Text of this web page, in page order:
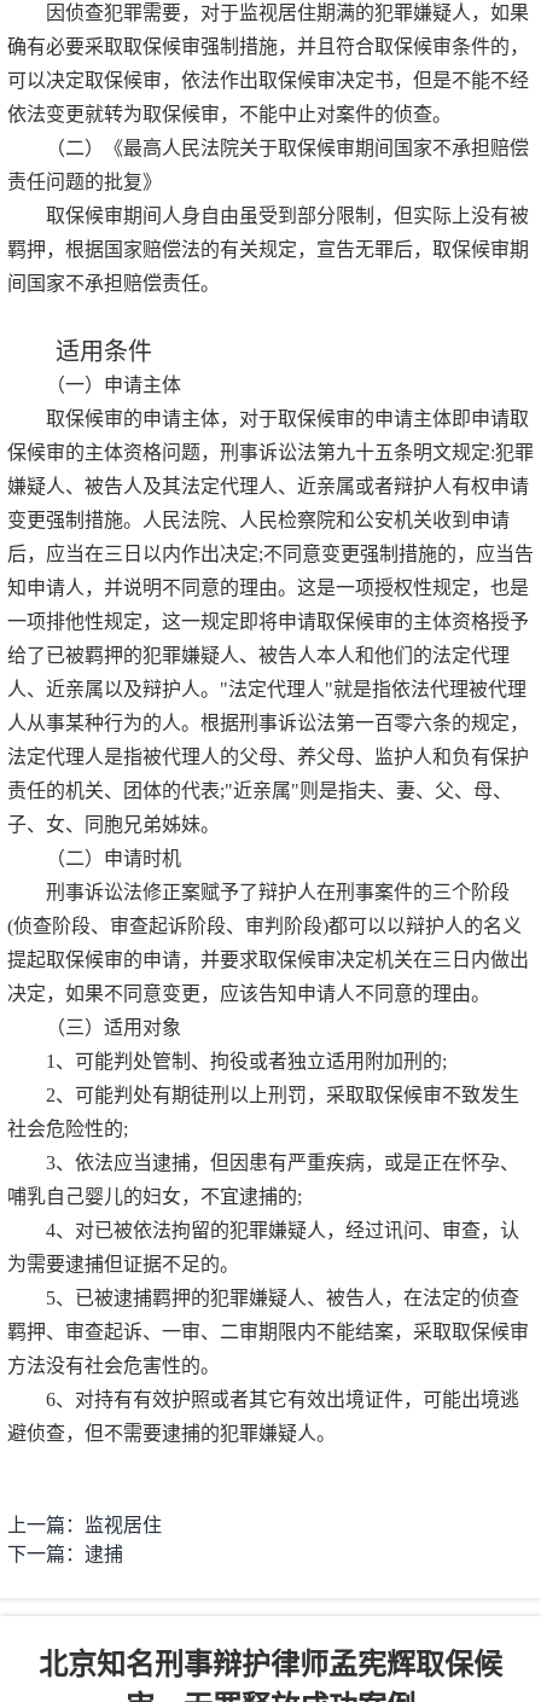
因侦查犯罪需要，对于监视居住期满的犯罪嫌疑人，如果
确有必要采取取保候审强制措施，并且符合取保候审条件的，
可以决定取保候审，依法作出取保候审决定书，但是不能不经
依法变更就转为取保候审，不能中止对案件的侦查。
（二）《最高人民法院关于取保候审期间国家不承担赔偿
责任问题的批复》
取保候审期间人身自由虽受到部分限制，但实际上没有被
羁押，根据国家赔偿法的有关规定，宣告无罪后，取保候审期
间国家不承担赔偿责任。
适用条件
（一）申请主体
取保候审的申请主体，对于取保候审的申请主体即申请取
保候审的主体资格问题，刑事诉讼法第九十五条明文规定:犯罪
嫌疑人、被告人及其法定代理人、近亲属或者辩护人有权申请
变更强制措施。人民法院、人民检察院和公安机关收到申请
后，应当在三日以内作出决定;不同意变更强制措施的，应当告
知申请人，并说明不同意的理由。这是一项授权性规定，也是
一项排他性规定，这一规定即将申请取保候审的主体资格授予
给了已被羁押的犯罪嫌疑人、被告人本人和他们的法定代理
人、近亲属以及辩护人。"法定代理人"就是指依法代理被代理
人从事某种行为的人。根据刑事诉讼法第一百零六条的规定，
法定代理人是指被代理人的父母、养父母、监护人和负有保护
责任的机关、团体的代表;"近亲属"则是指夫、妻、父、母、
子、女、同胞兄弟姊妹。
（二）申请时机
刑事诉讼法修正案赋予了辩护人在刑事案件的三个阶段
(侦查阶段、审查起诉阶段、审判阶段)都可以以辩护人的名义
提起取保候审的申请，并要求取保候审决定机关在三日内做出
决定，如果不同意变更，应该告知申请人不同意的理由。
（三）适用对象
1、可能判处管制、拘役或者独立适用附加刑的;
2、可能判处有期徒刑以上刑罚，采取取保候审不致发生
社会危险性的;
3、依法应当逮捕，但因患有严重疾病，或是正在怀孕、
哺乳自己婴儿的妇女，不宜逮捕的;
4、对已被依法拘留的犯罪嫌疑人，经过讯问、审查，认
为需要逮捕但证据不足的。
5、已被逮捕羁押的犯罪嫌疑人、被告人，在法定的侦查
羁押、审查起诉、一审、二审期限内不能结案，采取取保候审
方法没有社会危害性的。
6、对持有有效护照或者其它有效出境证件，可能出境逃
避侦查，但不需要逮捕的犯罪嫌疑人。
上一篇：监视居住
下一篇：逮捕
北京知名刑事辩护律师孟宪辉取保候